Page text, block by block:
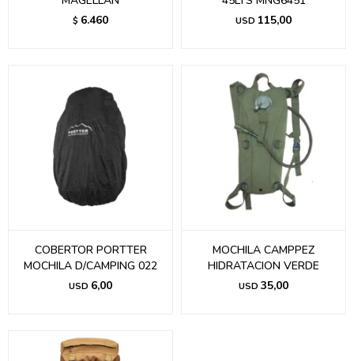
$ 6.460 USD 115,00
COBERTOR PORTTER
MOCHILA D/CAMPING 022
USD 6,00
MOCHILA CAMPPEZ
HIDRATACION VERDE
USD 35,00